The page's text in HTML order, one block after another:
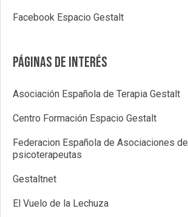
Facebook Espacio Gestalt
Páginas de interés
Asociación Española de Terapia Gestalt
Centro Formación Espacio Gestalt
Federacion Española de Asociaciones de
psicoterapeutas
Gestaltnet
El Vuelo de la Lechuza